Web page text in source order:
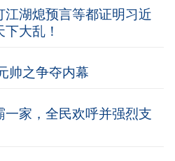
湖熄预言等都证明习近
大乱！
帅之争夺内幕
家，全民欢呼并强烈支